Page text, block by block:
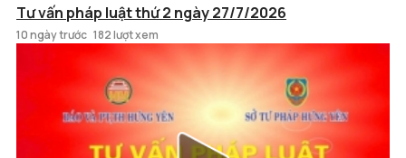
Tư vấn pháp luật thứ 2 ngày 27/7/2026
10 ngày trước 182 lượt xem